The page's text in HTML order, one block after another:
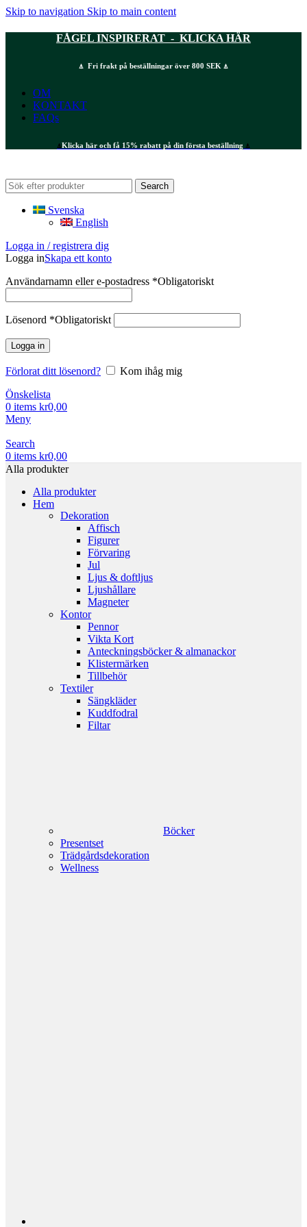
Skip to navigation Skip to main content
FÅGEL INSPIRERAT - KLICKA HÄR
⍋ Fri frakt på beställningar över 800 SEK ⍋
OM
KONTAKT
FAQs
⍋Klicka här och få 15% rabatt på din första beställning ⍋
Search
Svenska
English
Logga in / registrera dig
Logga inSkapa ett konto
Användarnamn eller e-postadress *Obligatoriskt
Lösenord *Obligatoriskt
Logga in
Förlorat ditt lösenord?
Kom ihåg mig
Önskelista
0 items kr0,00
Meny
Search
0 items kr0,00
Alla produkter
Alla produkter
Hem
Dekoration
Affisch
Figurer
Förvaring
Jul
Ljus & doftljus
Ljushållare
Magneter
Kontor
Pennor
Vikta Kort
Anteckningsböcker & almanackor
Klistermärken
Tillbehör
Textiler
Sängkläder
Kuddfodral
Filtar
Böcker
Presentset
Trädgårdsdekoration
Wellness